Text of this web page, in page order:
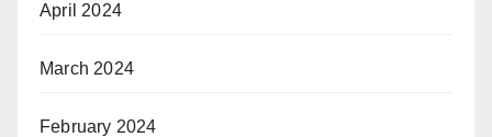
April 2024
March 2024
February 2024